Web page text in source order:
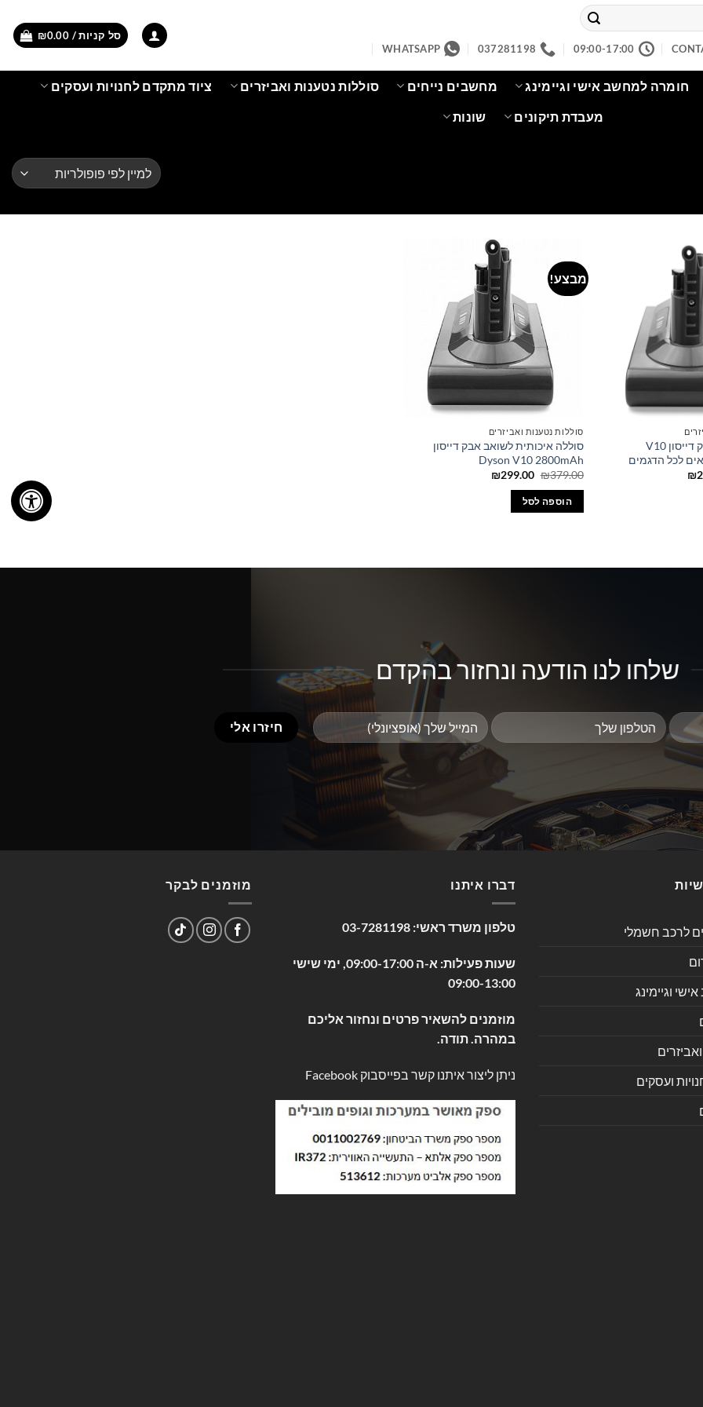
09:00-17:00
037281198
WHATSAPP
סל קניות / ₪0.00
חומרה למחשב אישי וגיימינג מחשבים נייחים סוללות נטענות ואביזרים ציוד מתקדם לחנויות ועסקים
מעבדת תיקונים שונות
סוללה לשואב אבק דייסון V10
₪
מבצע!
סוללות נטענות ואביזרים
סוללה איכותית לשואב אבק דייסון
Dyson V10 2800mAh
₪379.00
המחיר
היה:
₪379.00.
₪299.00
המחיר
הוספה לסל
שלחו לנו הודעה ונחזור בהקדם
לרכב חשמלי
וגיימינג
ועסקים
דברו איתנו
טלפון משרד ראשי: 03-7281198
שעות פעילות: א-ה 09:00-17:00, ימי שישי
09:00-13:00
מוזמנים להשאיר פרטים ונחזור אליכם
במהרה. תודה.
ניתן ליצור איתנו קשר בפייסבוק Facebook
מוזמנים לבקר